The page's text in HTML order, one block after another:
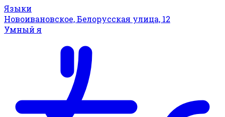
Языки
Новоивановское, Белорусская улица, 12
Умный я